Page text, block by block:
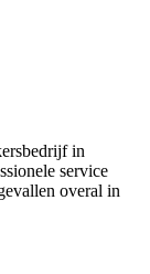
in
service
overal in